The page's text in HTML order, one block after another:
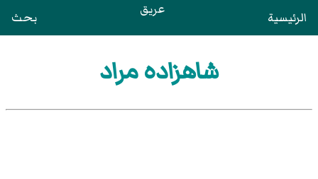
الرئيسية عريق بحث
شاهزاده مراد